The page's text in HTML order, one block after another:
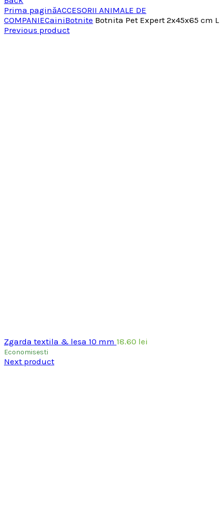
Prima paginăACCESORII ANIMALE DE
COMPANIECainiBotnite Botnita Pet Expert 2x45x65 cm L
Previous product
Zgarda textila & lesa 10 mm 18.60 lei
Economisesti
Next product